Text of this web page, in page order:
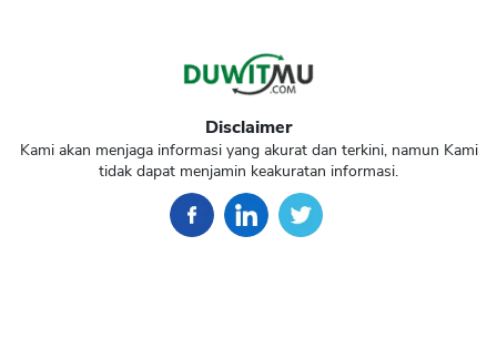
Disclaimer
Kami akan menjaga informasi yang akurat dan terkini, namun Kami
tidak dapat menjamin keakuratan informasi.